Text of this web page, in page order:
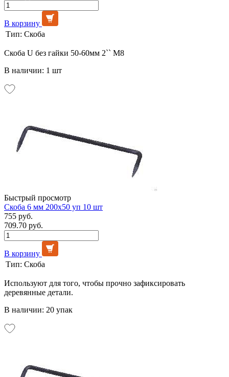
В корзину
Тип: Скоба
Скоба U без гайки 50-60мм 2`` М8
В наличии: 1 шт
Быстрый просмотр
Скоба 6 мм 200х50 уп 10 шт
755 руб.
709.70 руб.
В корзину
Тип: Скоба
Используют для того, чтобы прочно зафиксировать
деревянные детали.
В наличии: 20 упак